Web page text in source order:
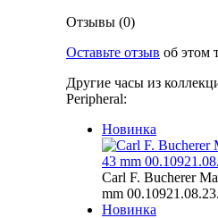
Отзывы (0)
Оставьте отзыв об этом
Другие часы из
Peripheral:
Новинка
Carl F. Bucherer
mm
Новинка